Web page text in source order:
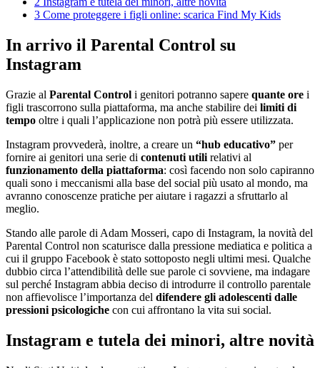
3 Come proteggere i figli online: scarica Find My Kids
In arrivo il Parental Control su
Instagram
Grazie al Parental Control i genitori potranno sapere quante ore i
figli trascorrono sulla piattaforma, ma anche stabilire dei limiti di
tempo oltre i quali l’applicazione non potrà più essere utilizzata.
Instagram provvederà, inoltre, a creare un “hub educativo” per
fornire ai genitori una serie di contenuti utili relativi al
funzionamento della piattaforma: così facendo non solo capiranno
quali sono i meccanismi alla base del social più usato al mondo, ma
avranno conoscenze pratiche per aiutare i ragazzi a sfruttarlo al
meglio.
Stando alle parole di Adam Mosseri, capo di Instagram, la novità del
Parental Control non scaturisce dalla pressione mediatica e politica a
cui il gruppo Facebook è stato sottoposto negli ultimi mesi. Qualche
dubbio circa l’attendibilità delle sue parole ci sovviene, ma indagare
sul perché Instagram abbia deciso di introdurre il controllo parentale
non affievolisce l’importanza del difendere gli adolescenti dalle
pressioni psicologiche con cui affrontano la vita sui social.
Instagram e tutela dei minori, altre novità